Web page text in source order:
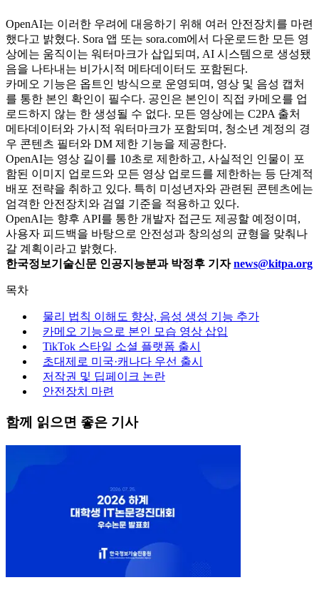
OpenAI는 이러한 우려에 대응하기 위해 여러 안전장치를 마련
했다고 밝혔다. Sora 앱 또는 sora.com에서 다운로드한 모든 영
상에는 움직이는 워터마크가 삽입되며, AI 시스템으로 생성됐
음을 나타내는 비가시적 메타데이터도 포함된다.
카메오 기능은 옵트인 방식으로 운영되며, 영상 및 음성 캡처
를 통한 본인 확인이 필수다. 공인은 본인이 직접 카메오를 업
로드하지 않는 한 생성될 수 없다. 모든 영상에는 C2PA 출처
메타데이터와 가시적 워터마크가 포함되며, 청소년 계정의 경
우 콘텐츠 필터와 DM 제한 기능을 제공한다.
OpenAI는 영상 길이를 10초로 제한하고, 사실적인 인물이 포
함된 이미지 업로드와 모든 영상 업로드를 제한하는 등 단계적
배포 전략을 취하고 있다. 특히 미성년자와 관련된 콘텐츠에는
엄격한 안전장치와 검열 기준을 적용하고 있다.
OpenAI는 향후 API를 통한 개발자 접근도 제공할 예정이며,
사용자 피드백을 바탕으로 안전성과 창의성의 균형을 맞춰나
갈 계획이라고 밝혔다.
한국정보기술신문 인공지능분과 박정후 기자news@kitpa.org
목차
물리 법칙 이해도 향상, 음성 생성 기능 추가
카메오 기능으로 본인 모습 영상 삽입
TikTok 스타일 소셜 플랫폼 출시
초대제로 미국·캐나다 우선 출시
저작권 및 딥페이크 논란
안전장치 마련
함께 읽으면 좋은 기사